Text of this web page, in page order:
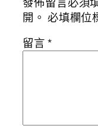
開。 必填欄位
留言*